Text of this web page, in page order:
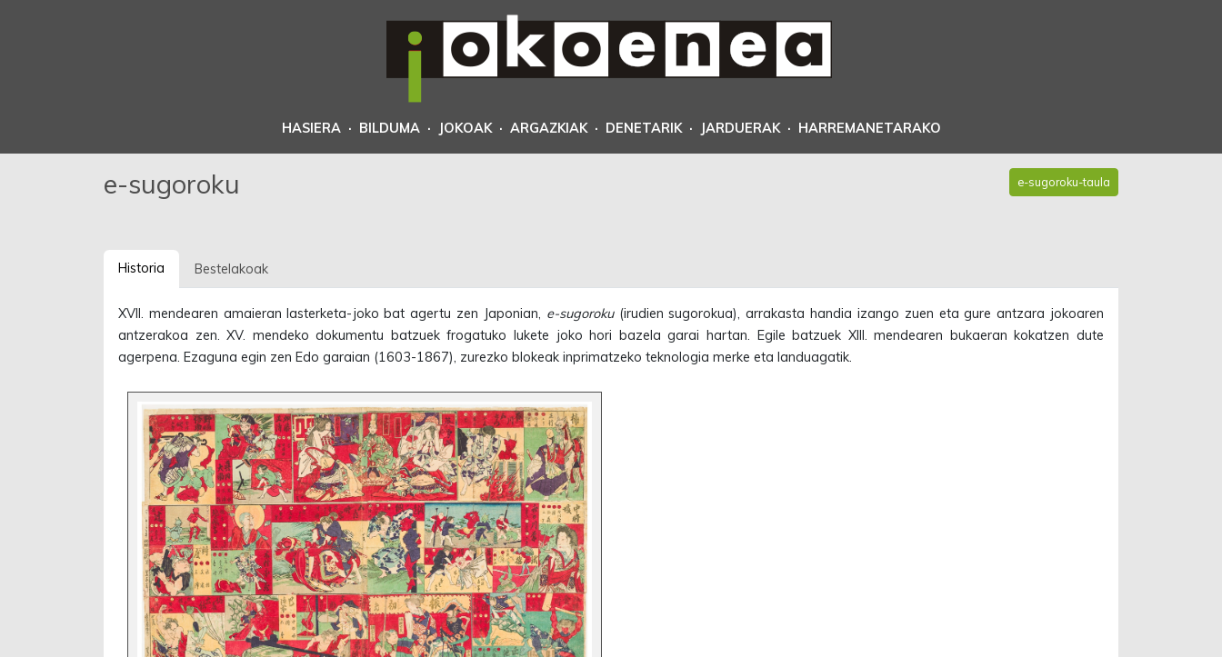
HASIERA · BILDUMA · JOKOAK · ARGAZKIAK · DENETARIK · JARDUERAK · HARREMANETARAKO
e-sugoroku e-sugoroku-taula
Historia Bestelakoak
XVII. mendearen amaieran lasterketa-joko bat agertu zen Japonian, e-sugoroku(irudien sugorokua), arrakasta handia izango zuen eta gure antzara jokoaren
antzerakoa zen. XV. mendeko dokumentu batzuek frogatuko lukete joko hori bazela garai hartan. Egile batzuek XIII. mendearen bukaeran kokatzen dute
agerpena. Ezaguna egin zen Edo garaian (1603-1867), zurezko blokeak inprimatzeko teknologia merke eta landuagatik.